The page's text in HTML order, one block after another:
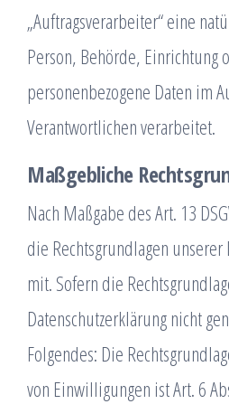
„Auftragsverarbeiter“ eine
Person, Behörde, Einrichtung
personenbezogene Daten im
Verantwortlichen verarbeitet.
Maßgebliche
Nach Maßgabe des Art. 13
die Rechtsgrundlagen
mit. Sofern die
Datenschutzerklärung nicht
Folgendes: Die
von Einwilligungen ist Art. 6